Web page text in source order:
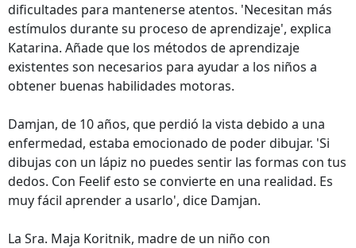
dificultades para mantenerse atentos. 'Necesitan más
estímulos durante su proceso de aprendizaje', explica
Katarina. Añade que los métodos de aprendizaje
existentes son necesarios para ayudar a los niños a
obtener buenas habilidades motoras.
Damjan, de 10 años, que perdió la vista debido a una
enfermedad, estaba emocionado de poder dibujar. 'Si
dibujas con un lápiz no puedes sentir las formas con tus
dedos. Con Feelif esto se convierte en una realidad. Es
muy fácil aprender a usarlo', dice Damjan.
La Sra. Maja Koritnik, madre de un niño con